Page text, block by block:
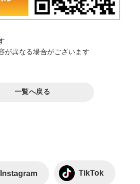
が異なる場合がございます
一覧へ戻る
Instagram TikTok